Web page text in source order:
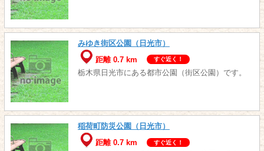
みゆき街区公園（日光市）
距離 0.7 km
すぐ近く！
栃木県日光市にある都市公園（街区公園）です。
稲荷町防災公園（日光市）
距離 0.7 km
すぐ近く！